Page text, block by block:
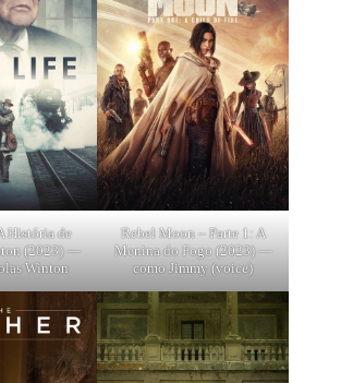
História de
(2023) —
Winton
Rebel Moon – Parte 1: A
Menina do Fogo (2023) —
como Jimmy (voice)